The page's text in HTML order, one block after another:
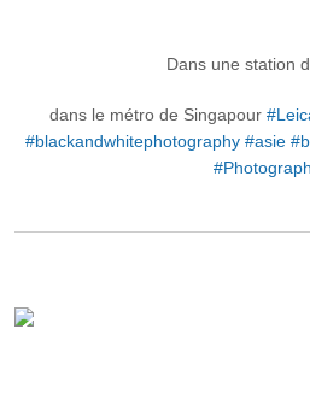
Dans une station
dans le métro de Singapour
#blackandwhitephotography #asie